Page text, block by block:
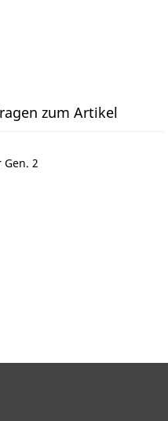
zum Artikel
2